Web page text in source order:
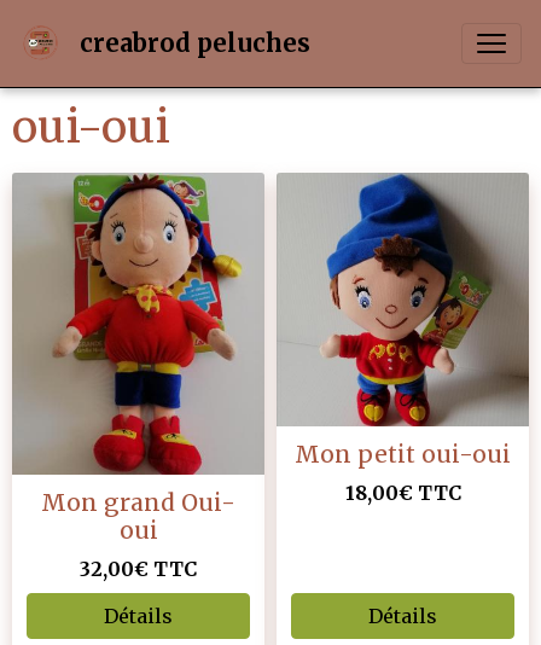
creabrod peluches
oui-oui
Mon grand Oui-
oui
32,00€ TTC
Détails
Mon petit oui-oui
18,00€ TTC
Détails